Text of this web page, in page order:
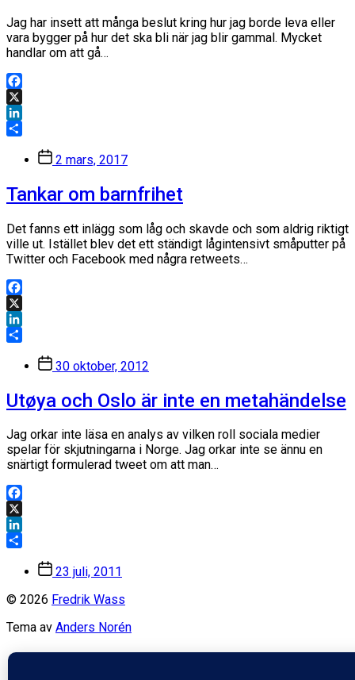
Jag har insett att många beslut kring hur jag borde leva eller
vara bygger på hur det ska bli när jag blir gammal. Mycket
handlar om att gå…
Facebook
X
LinkedIn
Inläggsdatum
2 mars, 2017
Tankar om barnfrihet
Det fanns ett inlägg som låg och skavde och som aldrig riktigt
ville ut. Istället blev det ett ständigt lågintensivt småputter på
Twitter och Facebook med några retweets…
Facebook
X
LinkedIn
Inläggsdatum
30 oktober, 2012
Utøya och Oslo är inte en metahändelse
Jag orkar inte läsa en analys av vilken roll sociala medier
spelar för skjutningarna i Norge. Jag orkar inte se ännu en
snärtigt formulerad tweet om att man…
Facebook
X
LinkedIn
Inläggsdatum
23 juli, 2011
© 2026 Fredrik Wass
Tema av Anders Norén